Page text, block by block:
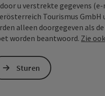
door u verstrekte gegevens
Tourismus
alleen doorgegeven als
worden beantwoord. Zie
Sturen